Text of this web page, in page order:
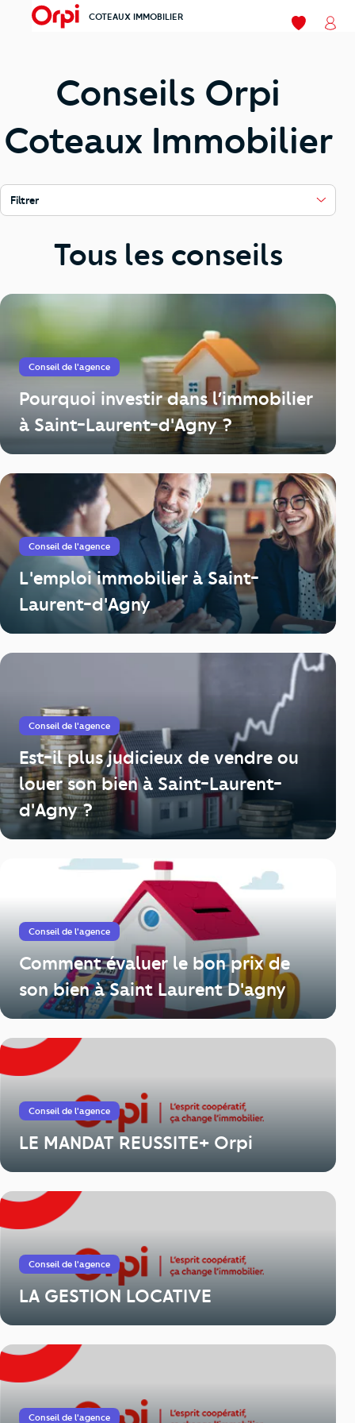
menu COTEAUX IMMOBILIER Mes
Conseils Orpi
Coteaux Immobilier
Filtrer
Tous les conseils
Conseil de l'agence
Pourquoi investir dans l’immobilier
à Saint-Laurent-d'Agny ?
Conseil de l'agence
L'emploi immobilier à Saint-
Laurent-d'Agny
Conseil de l'agence
Est-il plus judicieux de vendre ou
louer son bien à Saint-Laurent-
d'Agny ?
Conseil de l'agence
Comment évaluer le bon prix de
son bien à Saint Laurent D'agny
Conseil de l'agence
LE MANDAT REUSSITE+ Orpi
Conseil de l'agence
LA GESTION LOCATIVE
Conseil de l'agence